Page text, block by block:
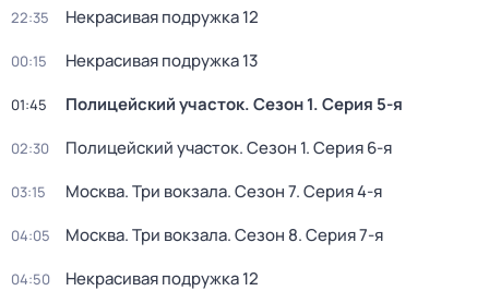
22:35 Некрасивая подружка 12
00:15 Некрасивая подружка 13
01:45 Полицейский участок. Сезон 1. Серия 5-я
02:30 Полицейский участок. Сезон 1. Серия 6-я
03:15 Москва. Три вокзала. Сезон 7. Серия 4-я
04:05 Москва. Три вокзала. Сезон 8. Серия 7-я
04:50 Некрасивая подружка 12